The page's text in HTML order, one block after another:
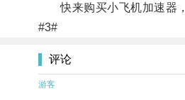
快来购买小飞机加速器，
#3#
评论
游客